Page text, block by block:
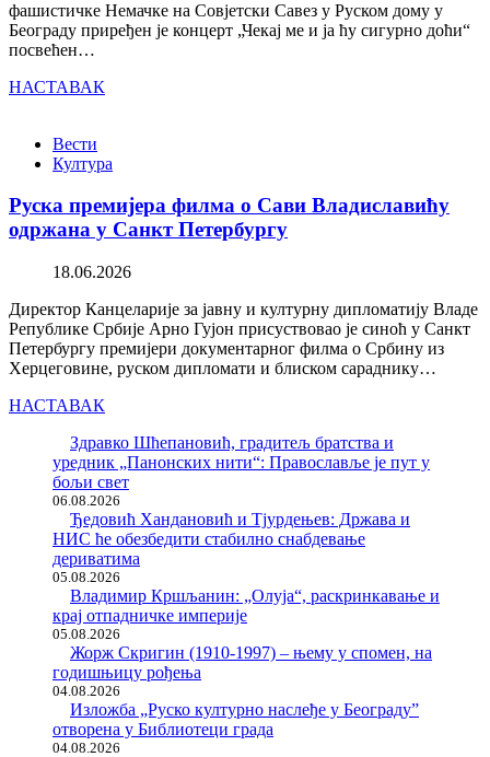
фашистичке Немачке на Совјетски Савез у Руском дому у
Београду приређен је концерт „Чекај ме и ја ћу сигурно доћи“
посвећен…
НАСТАВАК
Вести
Култура
Руска премијера филма о Сави Владиславићу
одржана у Санкт Петербургу
18.06.2026
Директор Канцеларије за јавну и културну дипломатију Владе
Републике Србије Арно Гујон присуствовао је синоћ у Санкт
Петербургу премијери документарног филма о Србину из
Херцеговине, руском дипломати и блиском сараднику…
НАСТАВАК
Здравко Шћепановић, градитељ братства и
уредник „Панонских нити“: Православље је пут у
бољи свет
06.08.2026
Ђедовић Хандановић и Тјурдењев: Држава и
НИС ће обезбедити стабилно снабдевање
дериватима
05.08.2026
Владимир Кршљанин: „Олуја“, раскринкавање и
крај отпадничке империје
05.08.2026
Жорж Скригин (1910-1997) – њему у спомен, на
годишњицу рођења
04.08.2026
Изложба „Руско културно наслеђе у Београду”
отворена у Библиотеци града
04.08.2026